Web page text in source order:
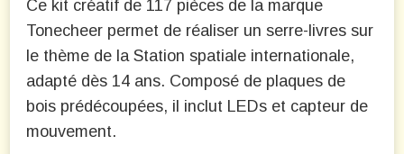
Ce kit créatif de 117 pièces de la marque
Tonecheer permet de réaliser un serre-livres sur
le thème de la Station spatiale internationale,
adapté dès 14 ans. Composé de plaques de
bois prédécoupées, il inclut LEDs et capteur de
mouvement.